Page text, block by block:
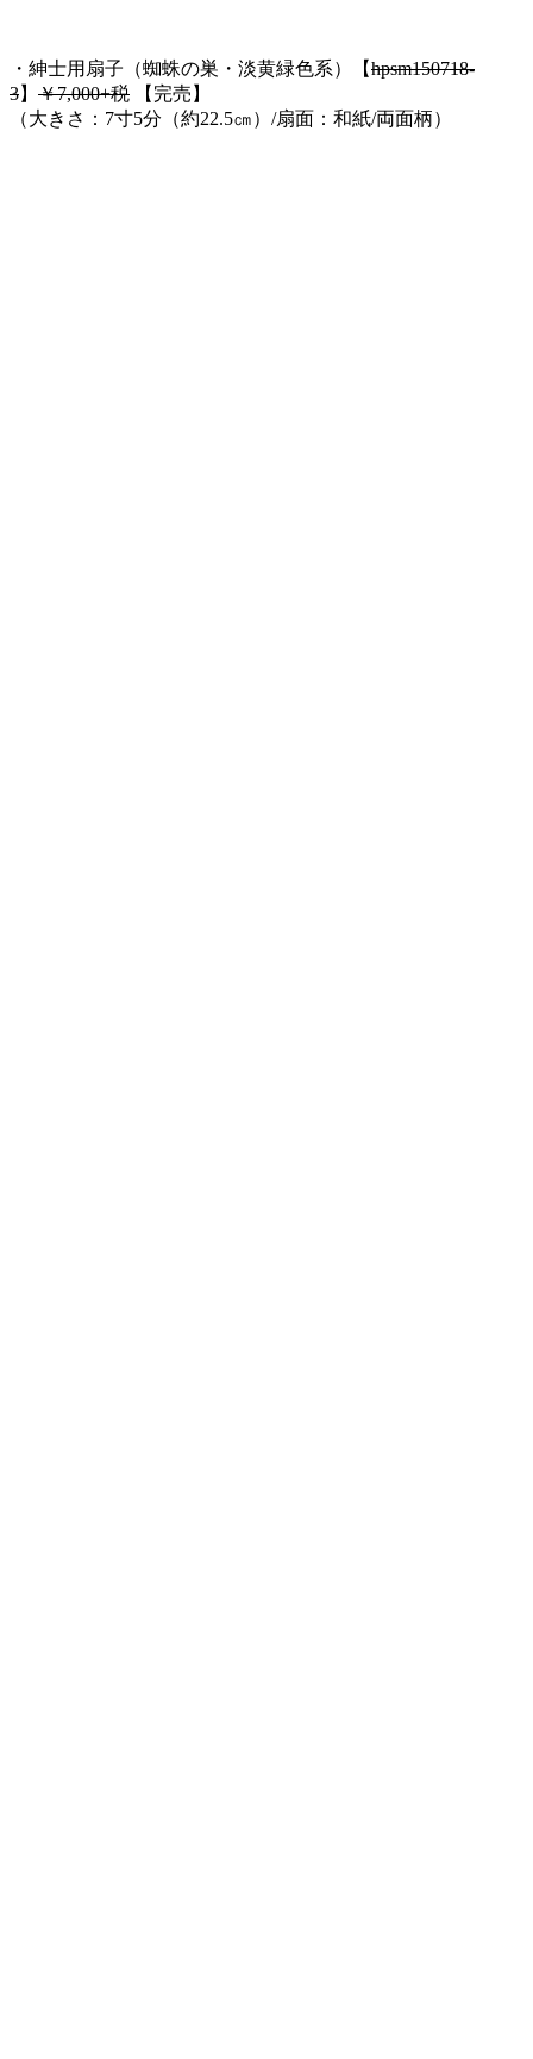
・紳士用扇子（蜘蛛の巣・淡黄緑色系）【hpsm150718-
3】 ￥7,000+税 【完売】
（大きさ：7寸5分（約22.5㎝）/扇面：和紙/両面柄）